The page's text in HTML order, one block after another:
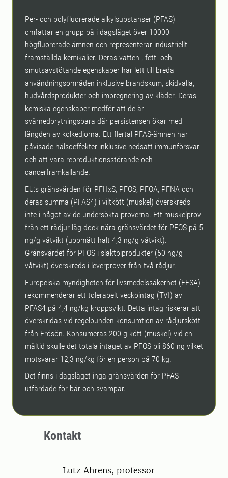
Per- och polyfluorerade alkylsubstanser (PFAS)
omfattar en grupp på i dagsläget över 10000
högfluorerade ämnen och representerar industriellt
framställda kemikalier. Deras vatten-, fett- och
smutsavstötande egenskaper har lett till breda
användningsområden inklusive brandskum, skidvalla,
hudvårdsprodukter och impregnering av kläder. Deras
kemiska egenskaper medför att de är
svårnedbrytningsbara där persistensen ökar med
längden av kolkedjorna. Ett flertal PFAS-ämnen har
påvisade hälsoeffekter inklusive nedsatt immunförsvar
och att vara reproduktionsstörande och
cancerframkallande.
EU:s gränsvärden för PFHxS, PFOS, PFOA, PFNA och
deras summa (PFAS4) i viltkött (muskel) överskreds
inte i något av de undersökta proverna. Ett muskelprov
från ett rådjur låg dock nära gränsvärdet för PFOS på 5
ng/g våtvikt (uppmätt halt 4,3 ng/g våtvikt).
Gränsvärdet för PFOS i slaktbiprodukter (50 ng/g
våtvikt) överskreds i leverprover från två rådjur.
Europeiska myndigheten för livsmedelssäkerhet (EFSA)
rekommenderar ett tolerabelt veckointag (TVI) av
PFAS4 på 4,4 ng/kg kroppsvikt. Detta intag riskerar att
överskridas vid regelbunden konsumtion av rådjurskött
från Frösön. Konsumeras 200 g kött (muskel) vid en
måltid skulle det totala intaget av PFOS bli 860 ng vilket
motsvarar 12,3 ng/kg för en person på 70 kg.
Det finns i dagsläget inga gränsvärden för PFAS
utfärdade för bär och svampar.
Kontakt
PersonLutz Ahrens, professor